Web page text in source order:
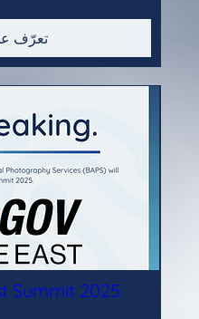
تعرّف
Summit 2025